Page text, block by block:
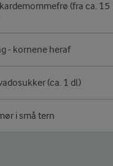
(fra ca. 15
- kornene heraf
(ca. 1 dl)
i små tern